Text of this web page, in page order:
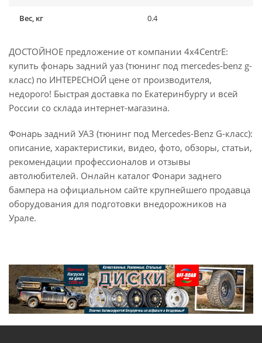
Вес, кг 0.4
ДОСТОЙНОЕ предложение от компании 4x4CentrE:
купить фонарь задний уаз (тюнинг под mercedes-benz g-
класс) по ИНТЕРЕСНОЙ цене от производителя,
недорого! Быстрая доставка по Екатеринбургу и всей
России со склада интернет-магазина.
Фонарь задний УАЗ (тюнинг под Mercedes-Benz G-класс):
описание, характеристики, видео, фото, обзоры, статьи,
рекомендации профессионалов и отзывы
автолюбителей. Онлайн каталог Фонари заднего
бампера на официальном сайте крупнейшего продавца
оборудования для подготовки внедорожников на
Урале.